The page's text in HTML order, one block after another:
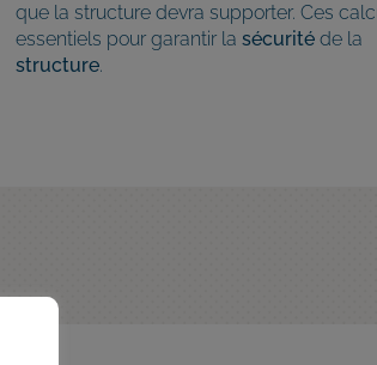
que la structure devra supporter. Ces
essentiels pour garantir la sécuritéde la
structure.